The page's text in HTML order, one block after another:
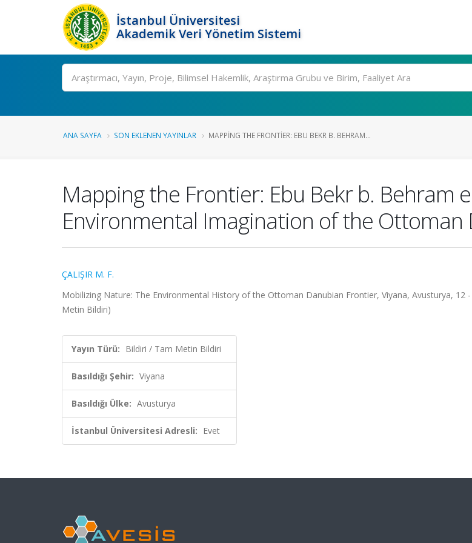
İstanbul Üniversitesi
Akademik Veri Yönetim Sistemi
Ara
ANA SAYFA SON EKLENEN YAYINLAR MAPPING THE FRONTIER: EBU BEKR B. BEHRAM...
Mapping the Frontier: Ebu Bekr b. Behram
Environmental Imagination of the Ottoman
ÇALIŞIR M. F.
Mobilizing Nature: The Environmental History of the Ottoman Danubian Frontier, Viyana, Avusturya, 12
Metin Bildiri)
Yayın Türü: Bildiri / Tam Metin Bildiri
Basıldığı Şehir: Viyana
Basıldığı Ülke: Avusturya
İstanbul Üniversitesi Adresli: Evet